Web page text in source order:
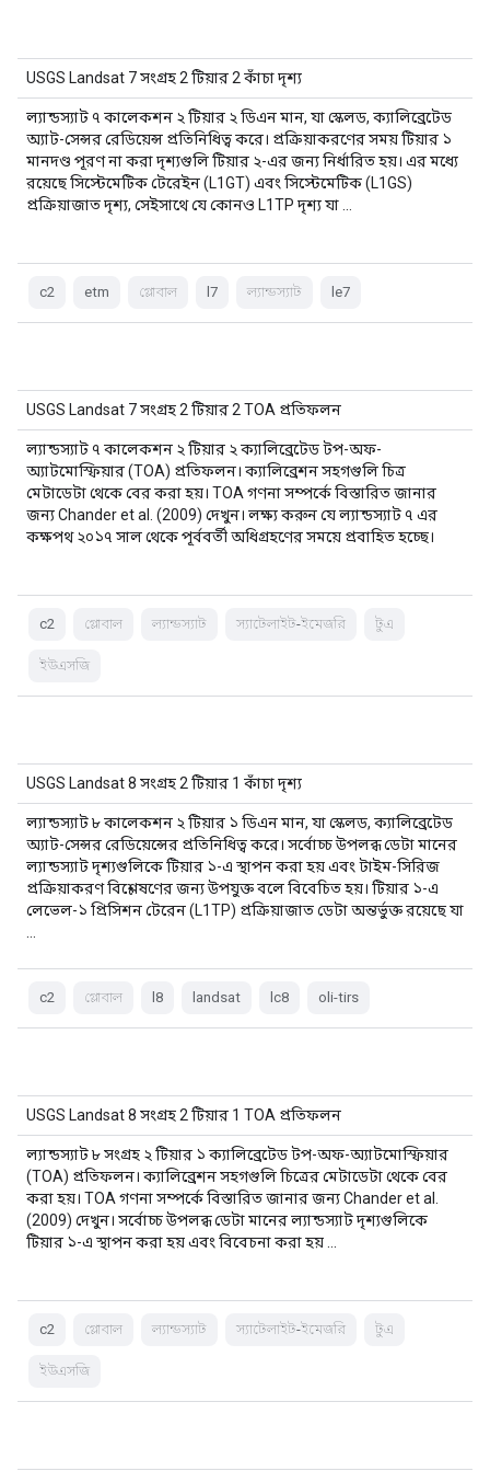
USGS Landsat 7 সংগ্রহ 2 টিয়ার 2 কাঁচা দৃশ্য
ল্যান্ডস্যাট ৭ কালেকশন ২ টিয়ার ২ ডিএন মান, যা স্কেলড, ক্যালিব্রেটেড
অ্যাট-সেন্সর রেডিয়েন্স প্রতিনিধিত্ব করে। প্রক্রিয়াকরণের সময় টিয়ার ১
মানদণ্ড পূরণ না করা দৃশ্যগুলি টিয়ার ২-এর জন্য নির্ধারিত হয়। এর মধ্যে
রয়েছে সিস্টেমেটিক টেরেইন (L1GT) এবং সিস্টেমেটিক (L1GS)
প্রক্রিয়াজাত দৃশ্য, সেইসাথে যে কোনও L1TP দৃশ্য যা …
c2 etm গ্লোবাল l7 ল্যান্ডস্যাট le7
USGS Landsat 7 সংগ্রহ 2 টিয়ার 2 TOA প্রতিফলন
ল্যান্ডস্যাট ৭ কালেকশন ২ টিয়ার ২ ক্যালিব্রেটেড টপ-অফ-
অ্যাটমোস্ফিয়ার (TOA) প্রতিফলন। ক্যালিব্রেশন সহগগুলি চিত্র
মেটাডেটা থেকে বের করা হয়। TOA গণনা সম্পর্কে বিস্তারিত জানার
জন্য Chander et al. (2009) দেখুন। লক্ষ্য করুন যে ল্যান্ডস্যাট ৭ এর
কক্ষপথ ২০১৭ সাল থেকে পূর্ববর্তী অধিগ্রহণের সময়ে প্রবাহিত হচ্ছে।
c2 গ্লোবাল ল্যান্ডস্যাট স্যাটেলাইট-ইমেজরি টুএ
ইউএসজি
USGS Landsat 8 সংগ্রহ 2 টিয়ার 1 কাঁচা দৃশ্য
ল্যান্ডস্যাট ৮ কালেকশন ২ টিয়ার ১ ডিএন মান, যা স্কেলড, ক্যালিব্রেটেড
অ্যাট-সেন্সর রেডিয়েন্সের প্রতিনিধিত্ব করে। সর্বোচ্চ উপলব্ধ ডেটা মানের
ল্যান্ডস্যাট দৃশ্যগুলিকে টিয়ার ১-এ স্থাপন করা হয় এবং টাইম-সিরিজ
প্রক্রিয়াকরণ বিশ্লেষণের জন্য উপযুক্ত বলে বিবেচিত হয়। টিয়ার ১-এ
লেভেল-১ প্রিসিশন টেরেন (L1TP) প্রক্রিয়াজাত ডেটা অন্তর্ভুক্ত রয়েছে যা
c2 গ্লোবাল l8 landsat lc8 oli-tirs
USGS Landsat 8 সংগ্রহ 2 টিয়ার 1 TOA প্রতিফলন
ল্যান্ডস্যাট ৮ সংগ্রহ ২ টিয়ার ১ ক্যালিব্রেটেড টপ-অফ-অ্যাটমোস্ফিয়ার
(TOA) প্রতিফলন। ক্যালিব্রেশন সহগগুলি চিত্রের মেটাডেটা থেকে বের
করা হয়। TOA গণনা সম্পর্কে বিস্তারিত জানার জন্য Chander et al.
(2009) দেখুন। সর্বোচ্চ উপলব্ধ ডেটা মানের ল্যান্ডস্যাট দৃশ্যগুলিকে
টিয়ার ১-এ স্থাপন করা হয় এবং বিবেচনা করা হয় ...
c2 গ্লোবাল ল্যান্ডস্যাট স্যাটেলাইট-ইমেজরি টুএ
ইউএসজি